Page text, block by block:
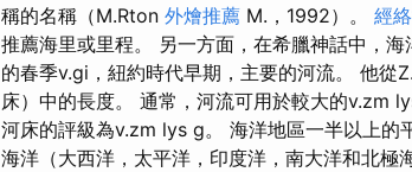
稱的名稱（M.Rton 外燴推薦 M.，1992）。 經
推薦海里或里程。 另一方面，在希臘神話中，
的春季v.gi，紐約時代早期，主要的河流。 他
床）中的長度。 通常，河流可用於較大的v.zm
河床的評級為v.zm lys g。 海洋地區一半以上的
海洋（大西洋，太平洋，印度洋，南大洋和北極